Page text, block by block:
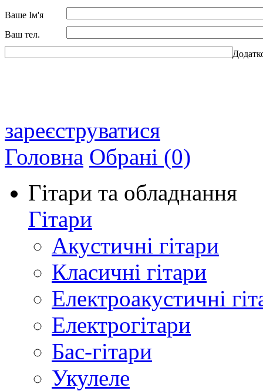
Ваше Ім'я
Ваш тел.
зареєструватися
Головна Обрані (0)
Гітари та обладнання
Гітари
Акустичні гітари
Класичні гітари
Електроакустичні
Електрогітари
Бас-гітари
Укулеле